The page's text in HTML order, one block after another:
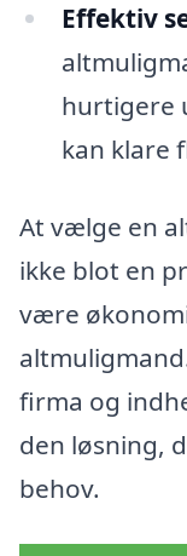
Effektiv
hurtigere
kan klare
At vælge en
ikke blot en
være
firma og
den løsning,
behov.